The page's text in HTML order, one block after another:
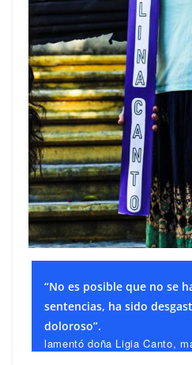
“No es posible que no se
sentencias, ha sido
doloroso”.
lamentó doña Ligia Canto,